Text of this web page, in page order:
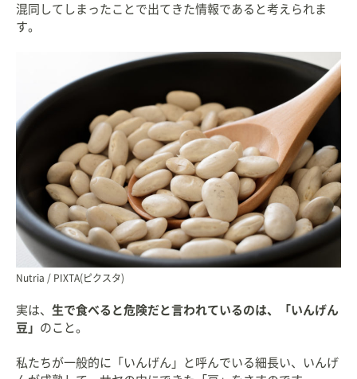
混同してしまったことで出てきた情報であると考えられま
す。
Nutria / PIXTA(ピクスタ)
実は、 生で食べると危険だと言われているのは、「いんげん
豆」 のこと。
私たちが一般的に「いんげん」と呼んでいる細長い、いんげ